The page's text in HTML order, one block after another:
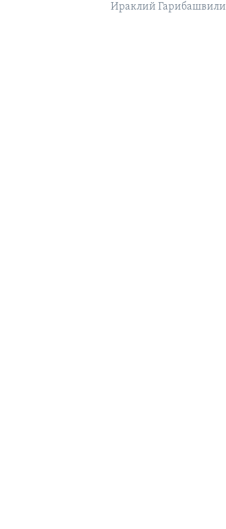
Ираклий Гарибашвили